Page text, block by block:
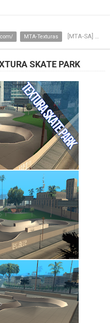
MTA-Texturas [MTA-SA] NOVA TEXTURA SKATE PARK
SKATE PARK